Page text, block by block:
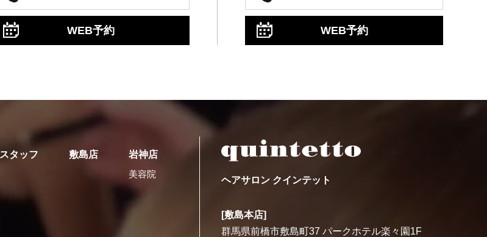
WEB予約 WEB予約
スタッフ 敷島店
岩神店
美容院
ヘアサロン クインテット
[敷島本店]
群馬県前橋市敷島町37 パークホテル楽々園1F